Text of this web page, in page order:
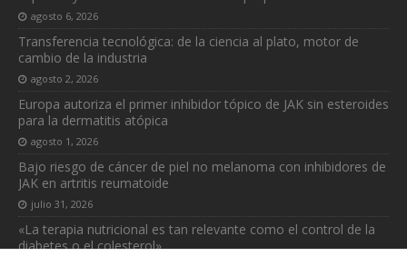
agosto 6, 2026
Transferencia tecnológica: de la ciencia al plato, motor de
cambio de la industria
agosto 2, 2026
Europa autoriza el primer inhibidor tópico de JAK sin esteroides
para la dermatitis atópica
agosto 1, 2026
Bajo riesgo de cáncer de piel no melanoma con inhibidores de
JAK en artritis reumatoide
julio 31, 2026
«La terapia nutricional es tan relevante como el control de la
diabetes o el colesterol»